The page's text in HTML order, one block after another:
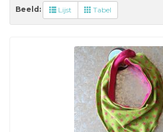
Beeld: Lijst Tabel